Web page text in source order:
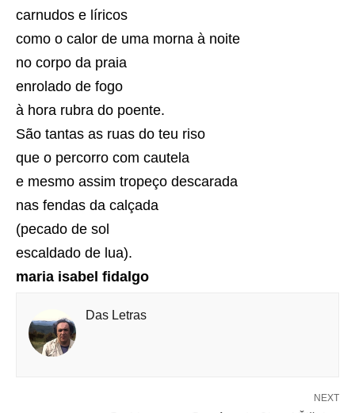
carnudos e líricos
como o calor de uma morna à noite
no corpo da praia
enrolado de fogo
à hora rubra do poente.
São tantas as ruas do teu riso
que o percorro com cautela
e mesmo assim tropeço descarada
nas fendas da calçada
(pecado de sol
escaldado de lua).
maria isabel fidalgo
Das Letras
NEXT